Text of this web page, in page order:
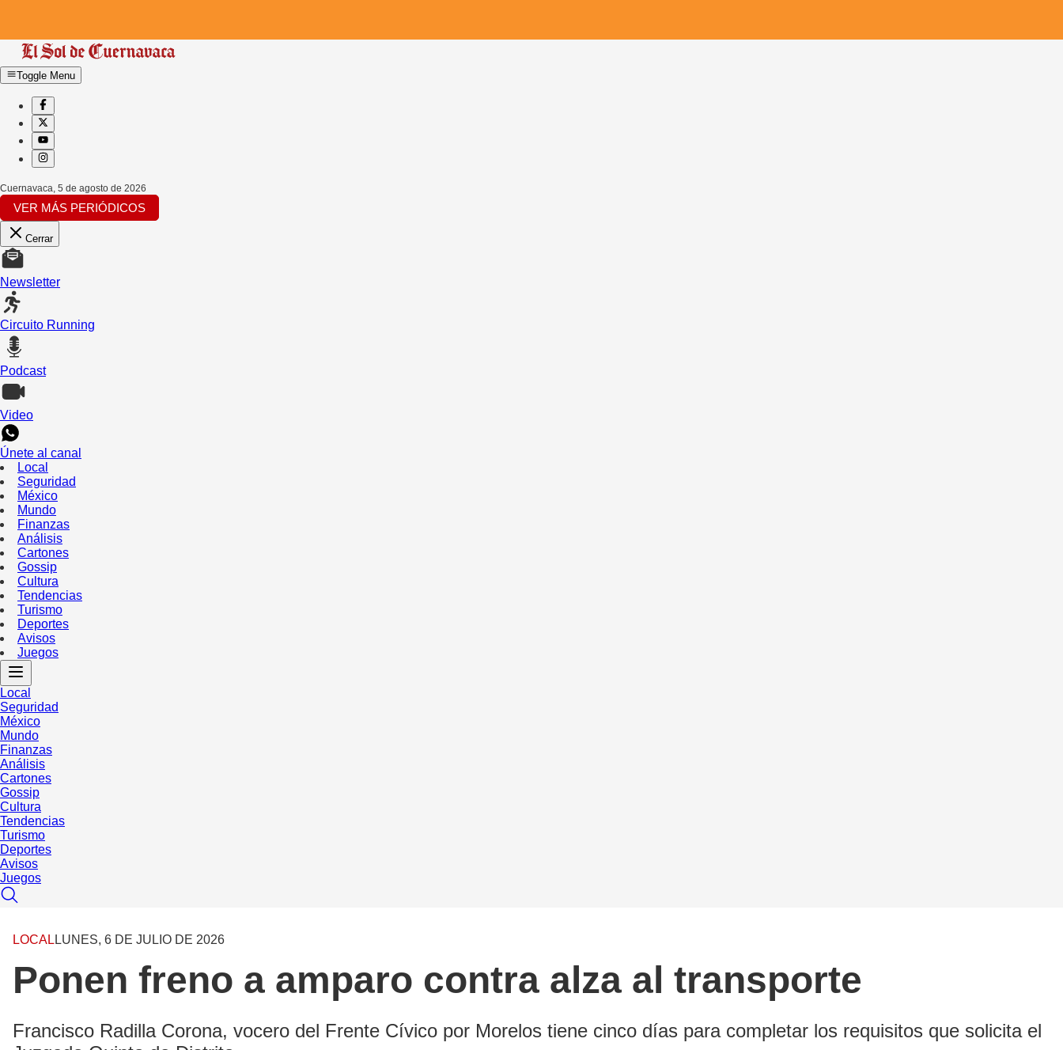
Toggle Menu
Cuernavaca 5 de agosto de 2026
VER MÁS PERIÓDICOS
Cerrar
Newsletter
Circuito Running
Podcast
Video
Únete al canal
Local
Seguridad
México
Mundo
Finanzas
Análisis
Cartones
Gossip
Cultura
Tendencias
Turismo
Deportes
Avisos
Juegos
Local
Seguridad
México
Mundo
Finanzas
Análisis
Cartones
Gossip
Cultura
Tendencias
Turismo
Deportes
Avisos
Juegos
LOCAL LUNES, 6 DE JULIO DE 2026
Ponen freno a amparo contra alza al transporte
Francisco Radilla Corona, vocero del Frente Cívico por Morelos tiene cinco días para completar los requisitos que solicita el